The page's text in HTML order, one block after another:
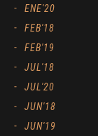
ENE'20
FEB'18
FEB'19
JUL'18
JUL'20
JUN'18
JUN'19